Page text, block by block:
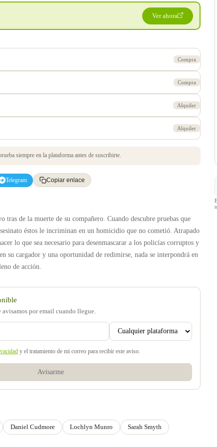
Ver ahora
Compra
Compra
Alquiler
Alquiler
siempre en la plataforma antes de suscribirte.
Telegram Copiar enlace
de la muerte de su compañero. Cuando descubre pruebas que
éstos le incriminan en un homicidio que no cometió. Atrapado
lo que sea necesario para desenmascarar a los policías corruptos y
su cargador y una oportunidad de redimirse, nada se interpondrá en
de acción.
avisamos por email cuando llegue.
y el tratamiento de mi correo para recibir este aviso.
Avisarme
Daniel Cudmore Lochlyn Munro Sarah Smyth